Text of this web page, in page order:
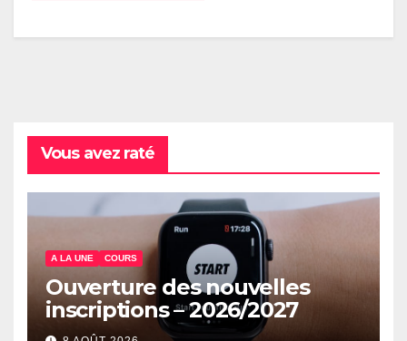
Vous avez raté
A LA UNE COURS
Ouverture des nouvelles
inscriptions – 2026/2027